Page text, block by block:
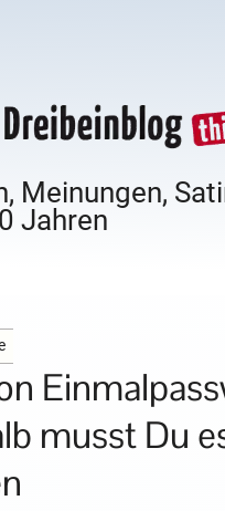
Meinungen,
Jahren
musst Du